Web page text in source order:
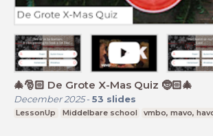
🎄🎅🏻 De Grote X-Mas Quiz 🤶🏻🎄
December 2025- 53 slides
LessonUp Middelbare school vmbo, mavo,